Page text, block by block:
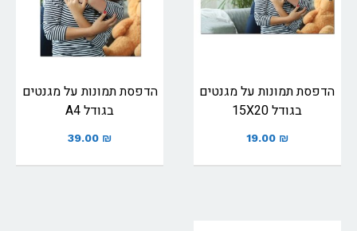
הדפסת תמונות על מגנטים
בגודל 15X20
19.00 ₪
הדפסת תמונות על מגנטים
בגודל A4
39.00 ₪